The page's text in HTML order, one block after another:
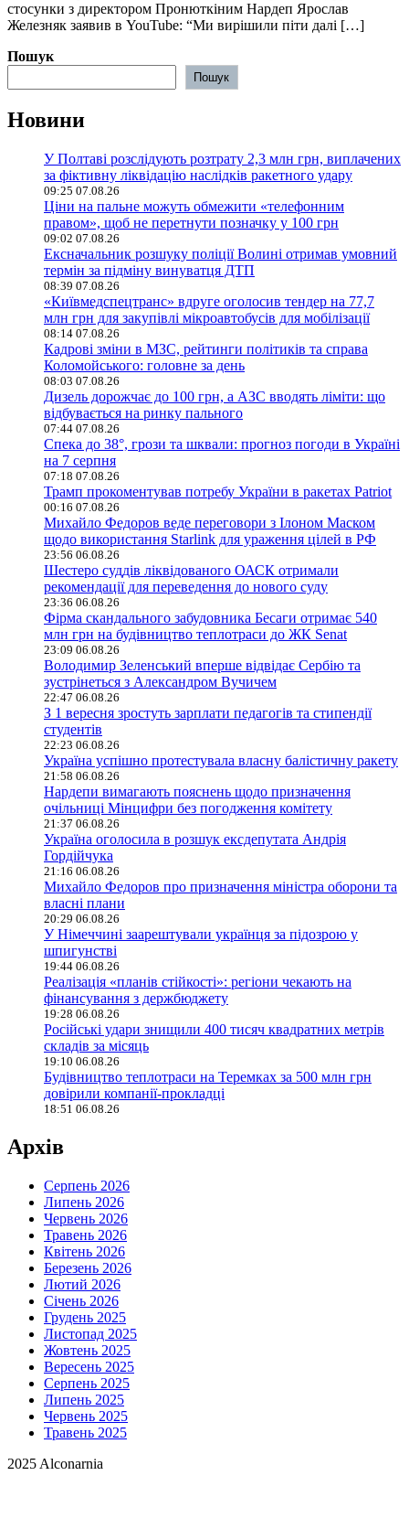
стосунки з директором Пронюткіним Нардеп Ярослав
Железняк заявив в YouTube: “Ми вирішили піти далі […]
Пошук
Пошук
Новини
У Полтаві розслідують розтрату 2,3 млн грн, виплачених
за фіктивну ліквідацію наслідків ракетного удару
09:25 07.08.26
Ціни на пальне можуть обмежити «телефонним
правом», щоб не перетнути позначку у 100 грн
09:02 07.08.26
Ексначальник розшуку поліції Волині отримав умовний
термін за підміну винуватця ДТП
08:39 07.08.26
«Київмедспецтранс» вдруге оголосив тендер на 77,7
млн грн для закупівлі мікроавтобусів для мобілізації
08:14 07.08.26
Кадрові зміни в МЗС, рейтинги політиків та справа
Коломойського: головне за день
08:03 07.08.26
Дизель дорожчає до 100 грн, а АЗС вводять ліміти: що
відбувається на ринку пального
07:44 07.08.26
Спека до 38°, грози та шквали: прогноз погоди в Україні
на 7 серпня
07:18 07.08.26
Трамп прокоментував потребу України в ракетах Patriot
00:16 07.08.26
Михайло Федоров веде переговори з Ілоном Маском
щодо використання Starlink для ураження цілей в РФ
23:56 06.08.26
Шестеро суддів ліквідованого ОАСК отримали
рекомендації для переведення до нового суду
23:36 06.08.26
Фірма скандального забудовника Бесаги отримає 540
млн грн на будівництво теплотраси до ЖК Senat
23:09 06.08.26
Володимир Зеленський вперше відвідає Сербію та
зустрінеться з Александром Вучичем
22:47 06.08.26
З 1 вересня зростуть зарплати педагогів та стипендії
студентів
22:23 06.08.26
Україна успішно протестувала власну балістичну ракету
21:58 06.08.26
Нардепи вимагають пояснень щодо призначення
очільниці Мінцифри без погодження комітету
21:37 06.08.26
Україна оголосила в розшук ексдепутата Андрія
Гордійчука
21:16 06.08.26
Михайло Федоров про призначення міністра оборони та
власні плани
20:29 06.08.26
У Німеччині заарештували українця за підозрою у
шпигунстві
19:44 06.08.26
Реалізація «планів стійкості»: регіони чекають на
фінансування з держбюджету
19:28 06.08.26
Російські удари знищили 400 тисяч квадратних метрів
складів за місяць
19:10 06.08.26
Будівництво теплотраси на Теремках за 500 млн грн
довірили компанії-прокладці
18:51 06.08.26
Архів
Серпень 2026
Липень 2026
Червень 2026
Травень 2026
Квітень 2026
Березень 2026
Лютий 2026
Січень 2026
Грудень 2025
Листопад 2025
Жовтень 2025
Вересень 2025
Серпень 2025
Липень 2025
Червень 2025
Травень 2025
2025 Alconarnia